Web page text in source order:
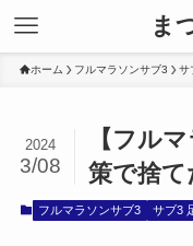
ま
ホーム フルマラソンサブ3 サ
【フル
策で捨て
2024
3/08
フルマラソンサブ3 サブ3